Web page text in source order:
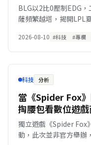
BLG以2比0壓制EDG
薩頻繁越塔，揭開LPL
2026-08-10 #科技 #專欄
科技 分析
當《Spider Fox
掏腰包看數位遊
獨立遊戲《Spider Fox
動，此次並非官方舉辦